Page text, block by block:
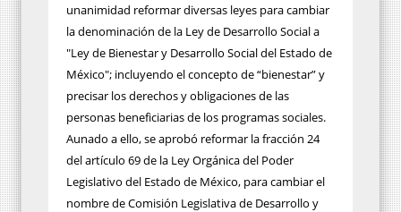
unanimidad reformar diversas leyes para cambiar
la denominación de la Ley de Desarrollo Social a
"Ley de Bienestar y Desarrollo Social del Estado de
México"; incluyendo el concepto de “bienestar” y
precisar los derechos y obligaciones de las
personas beneficiarias de los programas sociales.
Aunado a ello, se aprobó reformar la fracción 24
del artículo 69 de la Ley Orgánica del Poder
Legislativo del Estado de México, para cambiar el
nombre de Comisión Legislativa de Desarrollo y